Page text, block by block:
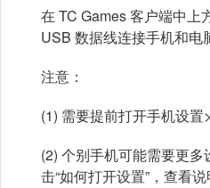
在 TC Games 客户端中上
USB 数据线连接手机和电
注意：
(1) 需要提前打开手机设
(2) 个别手机可能需要更
击“如何打开设置”，查看说